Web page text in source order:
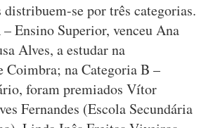
se por três categorias.
Ensino Superior, venceu Ana
Alves, a estudar na
Coimbra; na Categoria B –
foram premiados Vítor
Fernandes (Escola Secundária